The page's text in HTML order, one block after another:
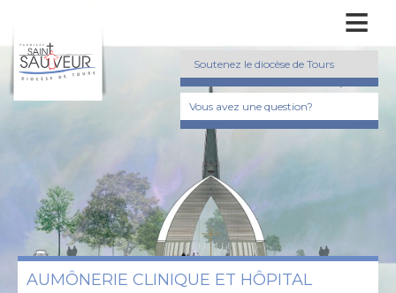
≡
Soutenez le diocèse de Tours
Vous avez une question?
AUMÔNERIE CLINIQUE ET HÔPITAL